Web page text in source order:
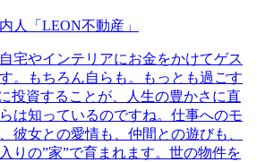
人「LEON不動産」
宅やインテリアにお金をかけてゲス
。もちろん自らも。もっとも過ごす
投資することが、人生の豊かさに直
は知っているのですね。仕事へのモ
彼女との愛情も、仲間との遊びも、
りの”家”で育まれます。世の物件を